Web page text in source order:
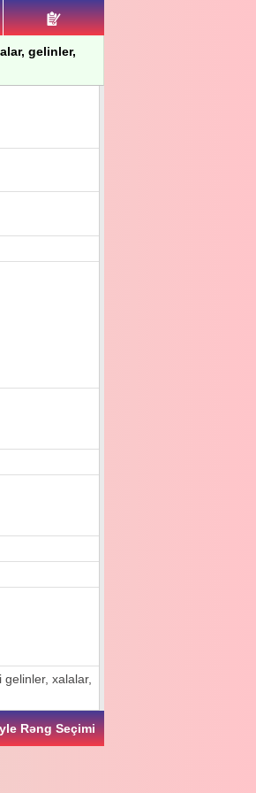
gelinler,
xalalar,
Rəng Seçimi